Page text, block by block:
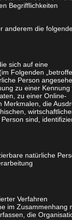
Wir spielen aktuell in
ob du bereits
du richtig! Wir
unsere Ziele
Begrifflichkeiten
anderem die
sich auf eine
Folgenden
Person
zu einer Kennung
zu einer Online-
Merkmalen, die
sind,
natürliche
Verfahren
im Zusammenhang
die